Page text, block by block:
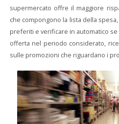
supermercato offre il maggiore
che compongono la lista della
preferiti e verificare in automatico
offerta nel periodo considerato,
sulle promozioni che riguardano i